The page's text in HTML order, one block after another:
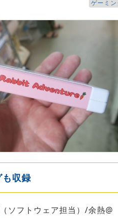
ゲーミ
収録
ソフトウェア担当）/余熱@